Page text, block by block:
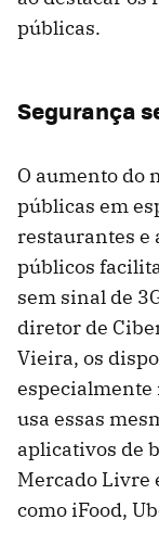
públicas.
Segurança
O aumento do
públicas em
restaurantes e
públicos
sem sinal de
diretor de
Vieira, os
especialmente
usa essas
aplicativos de
Mercado Livre
como iFood,